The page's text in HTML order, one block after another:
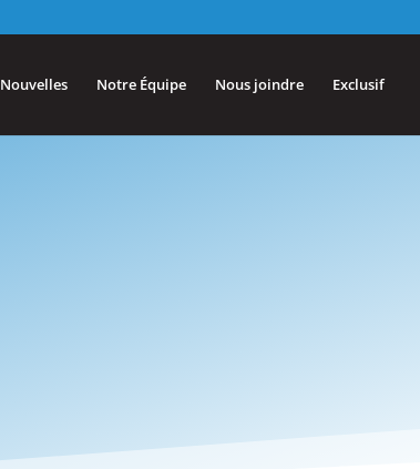
Nouvelles Notre Équipe Nous joindre Exclusif